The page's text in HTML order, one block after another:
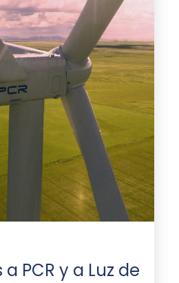
PCR y a Luz de